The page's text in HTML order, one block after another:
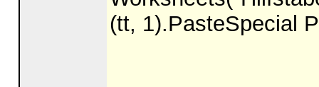
(tt, 1).PasteSpecial